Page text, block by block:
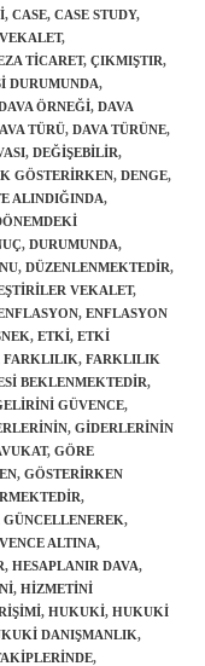
, CASE, CASE STUDY,
,
TICARET, ÇIKMIŞTIR,
DURUMUNDA,
ÖRNEĞI, DAVA
TÜRÜ, DAVA TÜRÜNE,
, DEĞIŞEBILIR,
GÖSTERIRKEN, DENGE,
ALINDIĞINDA,
, DURUMUNDA,
, DÜZENLENMEKTEDIR,
VEKALET,
, ENFLASYON
, ETKI, ETKI
FARKLILIK, FARKLILIK
BEKLENMEKTEDIR,
GÜVENCE,
, GIDERLERININ
, GÖRE
, GÖSTERIRKEN
,
GÜNCELLENEREK,
ALTINA,
, HESAPLANIR DAVA,
, HIZMETINI
, HUKUKI, HUKUKI
DANIŞMANLIK,
,